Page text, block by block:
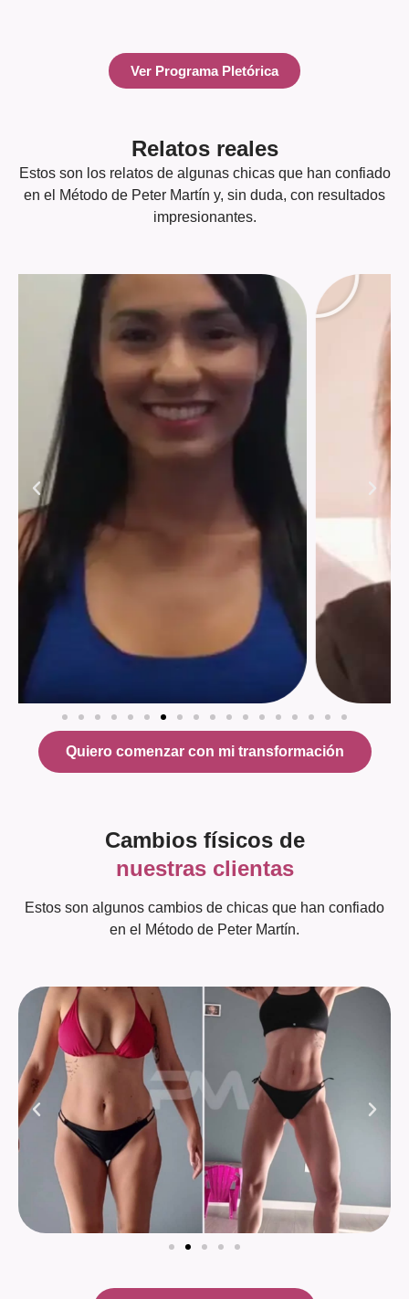
Ver Programa Pletórica
Relatos reales
Estos son los relatos de algunas chicas que han confiado
en el Método de Peter Martín y, sin duda, con resultados
impresionantes.
Quiero comenzar con mi transformación
Cambios físicos de
nuestras clientas
Estos son algunos cambios de chicas que han confiado
en el Método de Peter Martín.